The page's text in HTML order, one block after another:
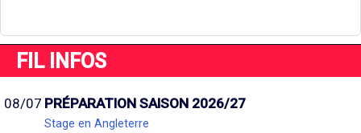
FIL INFOS
08/07 PRÉPARATION SAISON 2026/27
Stage en Angleterre